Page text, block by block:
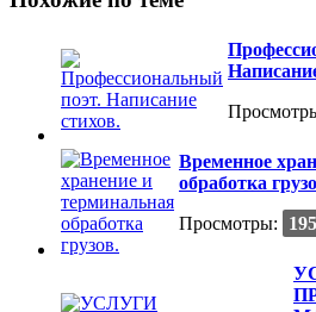
Временное
обработка
Просмотры: